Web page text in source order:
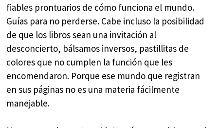
fiables prontuarios de cómo funciona el mundo.
Guías para no perderse. Cabe incluso la posibilidad
de que los libros sean una invitación al
desconcierto, bálsamos inversos, pastillitas de
colores que no cumplen la función que les
encomendaron. Porque ese mundo que registran
en sus páginas no es una materia fácilmente
manejable.